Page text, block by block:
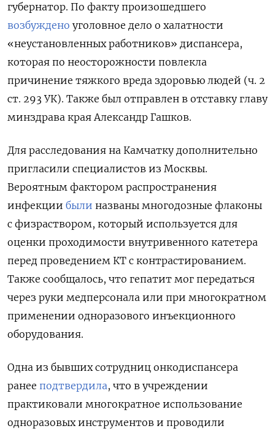
губернатор. По факту произошедшего
возбуждено уголовное дело о халатности
«неустановленных работников» диспансера,
которая по неосторожности повлекла
причинение тяжкого вреда здоровью людей (ч. 2
ст. 293 УК). Также был отправлен в отставку главу
минздрава края Александр Гашков.
Для расследования на Камчатку дополнительно
пригласили специалистов из Москвы.
Вероятным фактором распространения
инфекции были названы многодозные флаконы
с физраствором, который используется для
оценки проходимости внутривенного катетера
перед проведением КТ с контрастированием.
Также сообщалось, что гепатит мог передаться
через руки медперсонала или при многократном
применении одноразового инъекционного
оборудования.
Одна из бывших сотрудниц онкодиспансера
ранее подтвердила, что в учреждении
практиковали многократное использование
одноразовых инструментов и проводили